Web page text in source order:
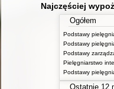
Najczęściej
Ogółem
Podstawy
Podstawy
Podstawy
Podstawy
Ostatnie 12